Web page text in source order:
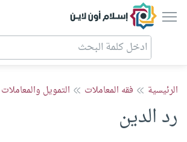
إسلام أون لاين
الرئيسية فقه المعاملات التمويل
رد الدين